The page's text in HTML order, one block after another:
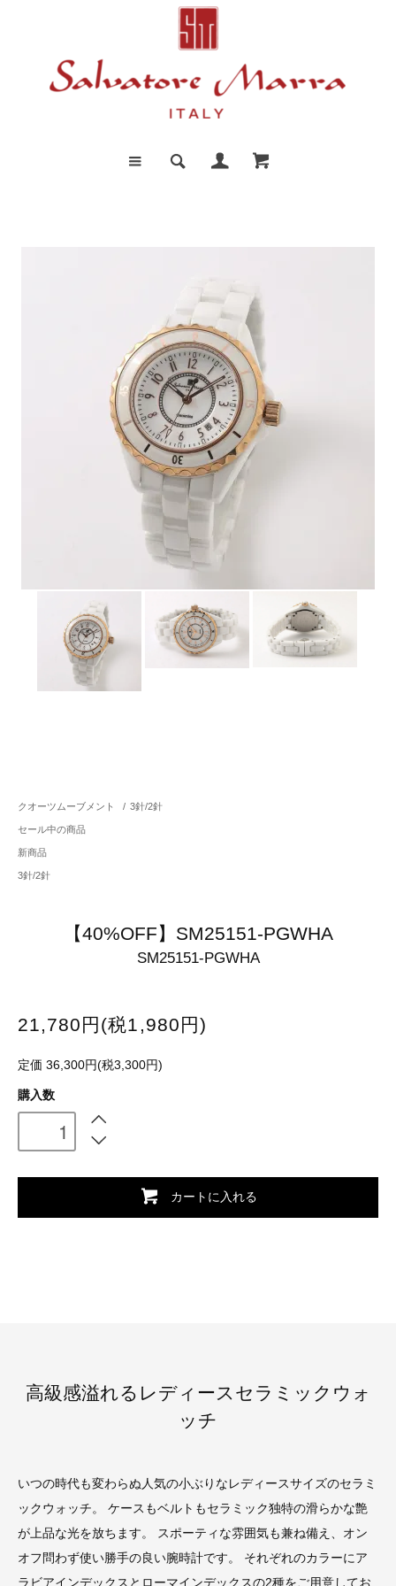
クオーツムーブメント / 3針/2針
セール中の商品
新商品
3針/2針
【40%OFF】SM25151-PGWHA
SM25151-PGWHA
21,780円(税1,980円)
定価 36,300円(税3,300円)
購入数
カートに入れる
高級感溢れるレディースセラミックウォ
ッチ
いつの時代も変わらぬ人気の小ぶりなレディースサイズのセラミ
ックウォッチ。 ケースもベルトもセラミック独特の滑らかな艶
が上品な光を放ちます。 スポーティな雰囲気も兼ね備え、オン
オフ問わず使い勝手の良い腕時計です。 それぞれのカラーにア
ラビアインデックスとローマインデックスの2種をご用意してお